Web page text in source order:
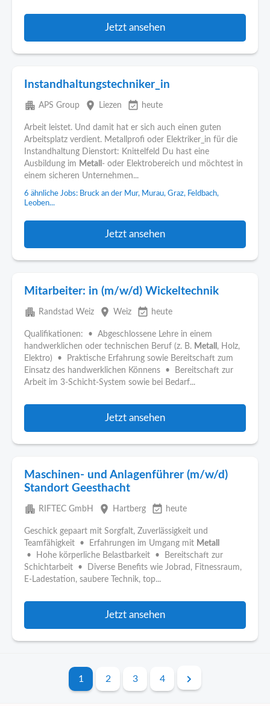
Jetzt ansehen
Instandhaltungstechniker_in
apartment APS Group place Liezen event_available heute
Arbeit leistet. Und damit hat er sich auch einen guten
Arbeitsplatz verdient. Metallprofi oder Elektriker_in für die
Instandhaltung Dienstort: Knittelfeld Du hast eine
Ausbildung im Metall - oder Elektrobereich und möchtest in
einem sicheren Unternehmen...
6 ähnliche Jobs: Bruck an der Mur, Murau, Graz, Feldbach,
Leoben...
Jetzt ansehen
Mitarbeiter: in (m/w/d) Wickeltechnik
apartment Randstad Weiz place Weiz event_available heute
Qualifikationen: • Abgeschlossene Lehre in einem
handwerklichen oder technischen Beruf (z. B. Metall , Holz,
Elektro) • Praktische Erfahrung sowie Bereitschaft zum
Einsatz des handwerklichen Könnens • Bereitschaft zur
Arbeit im 3-Schicht-System sowie bei Bedarf...
Jetzt ansehen
Maschinen- und Anlagenführer (m/w/d)
Standort Geesthacht
apartment RIFTEC GmbH place Hartberg event_available heute
Geschick gepaart mit Sorgfalt, Zuverlässigkeit und
Teamfähigkeit • Erfahrungen im Umgang mit Metall
• Hohe körperliche Belastbarkeit • Bereitschaft zur
Schichtarbeit • Diverse Benefits wie Jobrad, Fitnessraum,
E-Ladestation, saubere Technik, top...
Jetzt ansehen
1 2 3 4